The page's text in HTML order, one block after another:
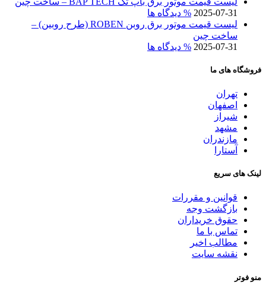
2025-07-31 % دیدگاه ها
لیست قیمت موتور برق روبن ROBEN (طرح روبین) –
ساخت چین
2025-07-31 % دیدگاه ها
فروشگاه های ما
تهران
اصفهان
شیراز
مشهد
مازندران
آستارا
لینک های سریع
قوانین و مقررات
بازگشت وجه
حقوق خریداران
تماس با ما
مطالب اخیر
نقشه سایت
منو فوتر